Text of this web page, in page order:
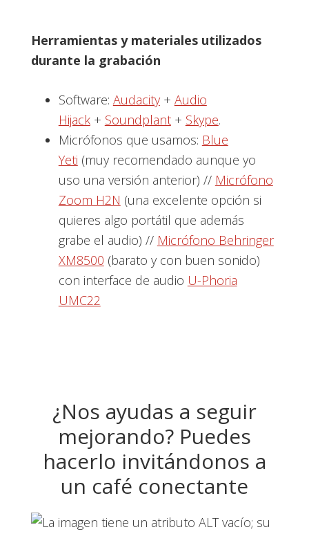
Herramientas y materiales utilizados
durante la grabación
Software: Audacity+ Audio
Hijack+ Soundplant+ Skype.
Micrófonos que usamos: Blue
Yeti (muy recomendado aunque yo
uso una versión anterior) // Micrófono
Zoom H2N (una excelente opción si
quieres algo portátil que además
grabe el audio) // Micrófono Behringer
XM8500 (barato y con buen sonido)
con interface de audio U-Phoria
UMC22
¿Nos ayudas a seguir
mejorando? Puedes
hacerlo invitándonos a
un café conectante